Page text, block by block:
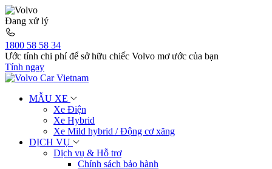
Đang xử lý
1800 58 58 34
Ước tính chi phí để sở hữu chiếc Volvo mơ ước của bạn
Tính ngay
MẪU XE
Xe Điện
Xe Hybrid
Xe Mild hybrid / Động cơ xăng
DỊCH VỤ
Dịch vụ & Hỗ trợ
Chính sách bảo hành